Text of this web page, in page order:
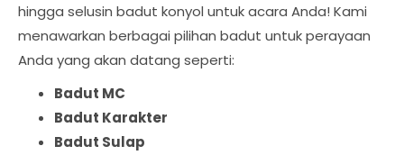
hingga selusin badut konyol untuk acara Anda! Kami
menawarkan berbagai pilihan badut untuk perayaan
Anda yang akan datang seperti:
Badut MC
Badut Karakter
Badut Sulap